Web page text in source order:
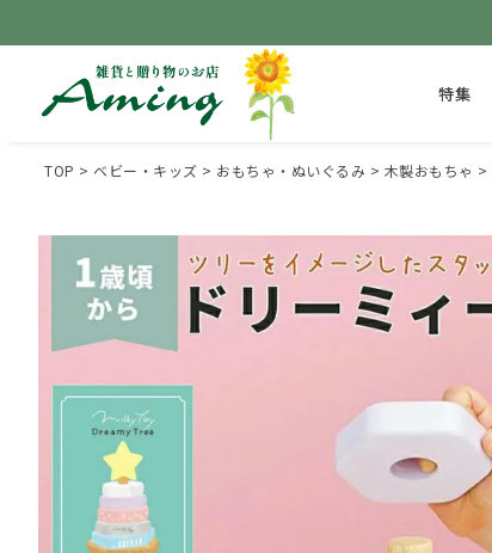
特集
TOP ベビー・キッズ おもちゃ・ぬいぐるみ 木製おもちゃ